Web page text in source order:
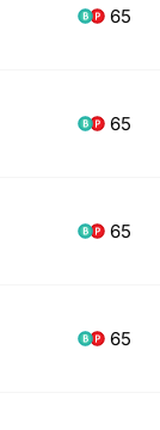
65
65
65
65